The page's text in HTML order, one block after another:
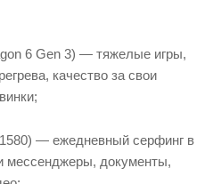
6 Gen 3) — тяжелые игры,
качество за свои
— ежедневный серфинг в
мессенджеры, документы,